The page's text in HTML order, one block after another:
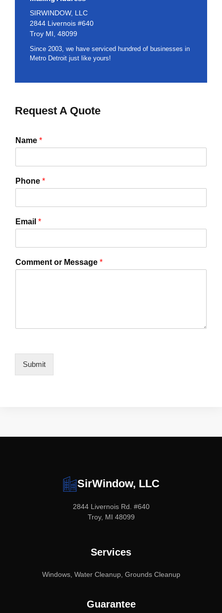
SIRWINDOW, LLC
2844 Livernois #640
Troy MI, 48099
Since 2003, we have serviced hundred of businesses in
Metro Detroit just like yours!
Request A Quote
Name *
Phone *
Email *
Comment or Message *
Submit
SirWindow, LLC
2844 Livernois Rd. #640
Troy, MI 48099
Services
Windows, Water Cleanup, Grounds Cleanup
Guarantee